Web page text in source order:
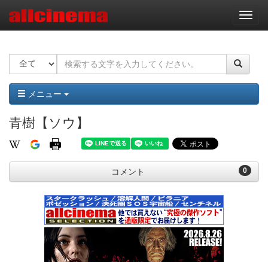
ナ
ビ
ー
ョ
ン
メニュー
青樹【ソウ】
0
コメント